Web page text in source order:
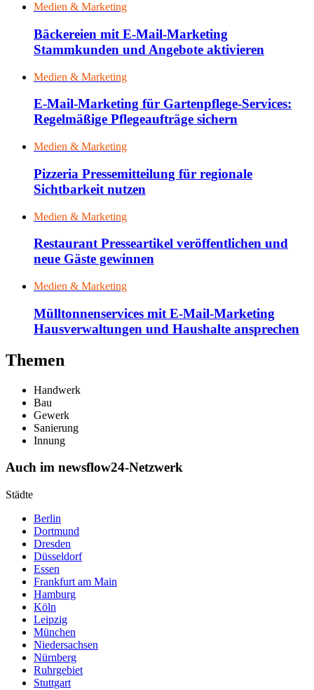
Medien & Marketing
Bäckereien mit E-Mail-Marketing
Stammkunden und Angebote aktivieren
Medien & Marketing
E-Mail-Marketing für Gartenpflege-Services:
Regelmäßige Pflegeaufträge sichern
Medien & Marketing
Pizzeria Pressemitteilung für regionale
Sichtbarkeit nutzen
Medien & Marketing
Restaurant Presseartikel veröffentlichen und
neue Gäste gewinnen
Medien & Marketing
Mülltonnenservices mit E-Mail-Marketing
Hausverwaltungen und Haushalte ansprechen
Themen
Handwerk
Bau
Gewerk
Sanierung
Innung
Auch im newsflow24-Netzwerk
Städte
Berlin
Dortmund
Dresden
Düsseldorf
Essen
Frankfurt am Main
Hamburg
Köln
Leipzig
München
Niedersachsen
Nürnberg
Ruhrgebiet
Stuttgart